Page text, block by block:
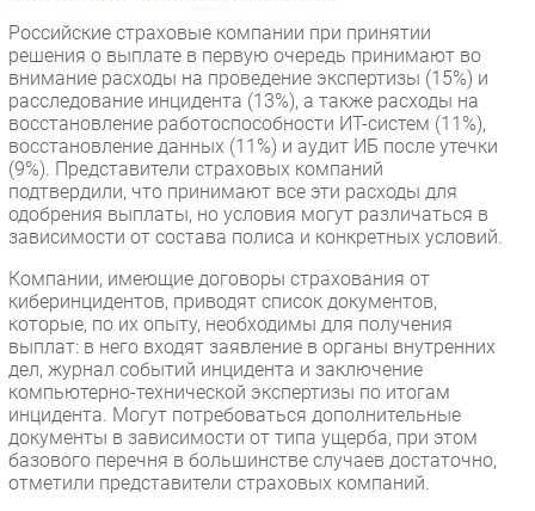
Российские страховые компании при принятии
решения о выплате в первую очередь принимают во
внимание расходы на проведение экспертизы (15%) и
расследование инцидента (13%), а также расходы на
восстановление работоспособности ИТ-систем (11%),
восстановление данных (11%) и аудит ИБ после утечки
(9%). Представители страховых компаний
подтвердили, что принимают все эти расходы для
одобрения выплаты, но условия могут различаться в
зависимости от состава полиса и конкретных условий.
Компании, имеющие договоры страхования от
киберинцидентов, приводят список документов,
которые, по их опыту, необходимы для получения
выплат: в него входят заявление в органы внутренних
дел, журнал событий инцидента и заключение
компьютерно-технической экспертизы по итогам
инцидента. Могут потребоваться дополнительные
документы в зависимости от типа ущерба, при этом
базового перечня в большинстве случаев достаточно,
отметили представители страховых компаний.